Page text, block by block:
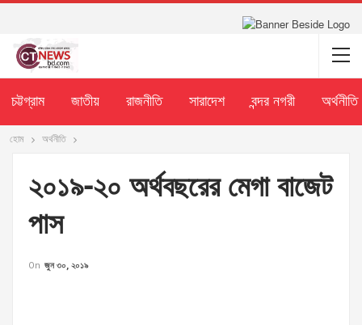
চট্টগ্রাম জাতীয় রাজনীতি সারাদেশ বন্দর নগরী অর্থনীতি
হোম অর্থনীতি
২০১৯-২০ অর্থবছরের মেগা বাজেট
পাস
On জুন ৩০, ২০১৯